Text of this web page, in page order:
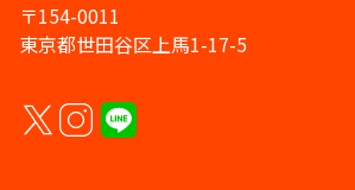
〒154-0011
東京都世田谷区上馬1-17-5